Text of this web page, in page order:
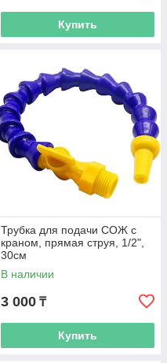
Купить
Трубка для подачи СОЖ с
краном, прямая струя, 1/2",
30см
В наличии
3 000 ₸
Купить